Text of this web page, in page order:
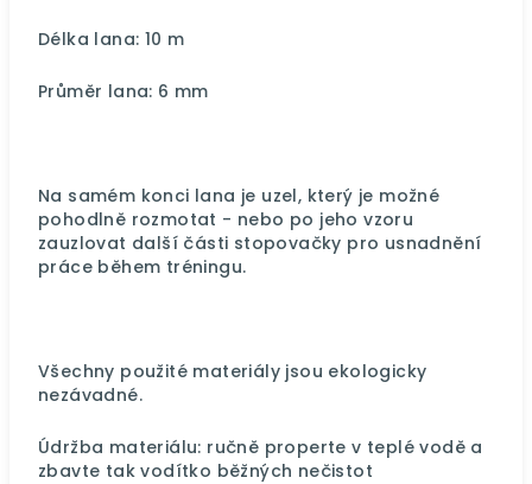
Délka lana: 10 m
Průměr lana: 6 mm
Na samém konci lana je uzel, který je možné
pohodlně rozmotat - nebo po jeho vzoru
zauzlovat další části stopovačky pro usnadnění
práce během tréningu.
Všechny použité materiály jsou ekologicky
nezávadné.
Údržba materiálu: ručně properte v teplé vodě a
zbavte tak vodítko běžných nečistot